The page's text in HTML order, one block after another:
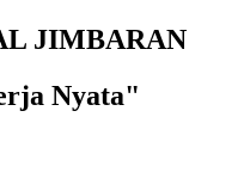
JIMBARAN
Nyata"